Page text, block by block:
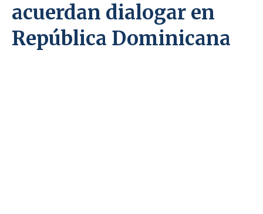
acuerdan dialogar en
República Dominicana